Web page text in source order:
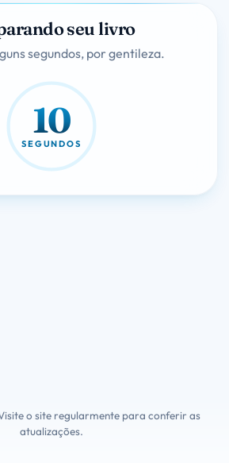
10
SEGUNDOS
seu livro
segundos, por gentileza.
o site regularmente para conferir as
atualizações.